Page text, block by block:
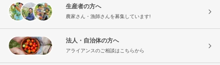
生産者の方へ
農家さん・漁師さんを募集しています!
法人・自治体の方へ
アライアンスのご相談はこちらから